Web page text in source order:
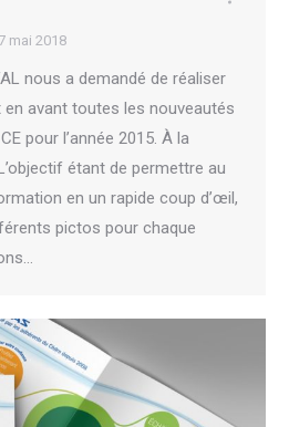
7 mai 2018
nous a demandé de réaliser
avant toutes les nouveautés
pour l’année 2015. À la
étant de permettre au
en un rapide coup d’œil,
pictos pour chaque